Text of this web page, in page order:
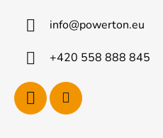
info@powerton.eu
+420 558 888 845